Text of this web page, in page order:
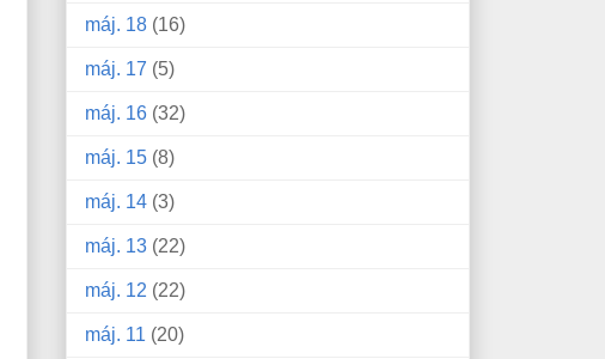
máj. 18 (16)
máj. 17 (5)
máj. 16 (32)
máj. 15 (8)
máj. 14 (3)
máj. 13 (22)
máj. 12 (22)
máj. 11 (20)